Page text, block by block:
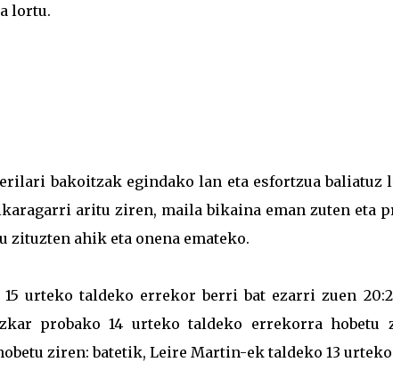
lortu.
bakoitzak egindako lan eta esfortzua baliatuz
aritu ziren, maila bikaina eman zuten eta
zituzten ahik eta onena emateko.
urteko taldeko errekor berri bat ezarri zuen
probako 14 urteko taldeko errekorra hobetu
ziren: batetik, Leire Martin-ek taldeko 13 urteko